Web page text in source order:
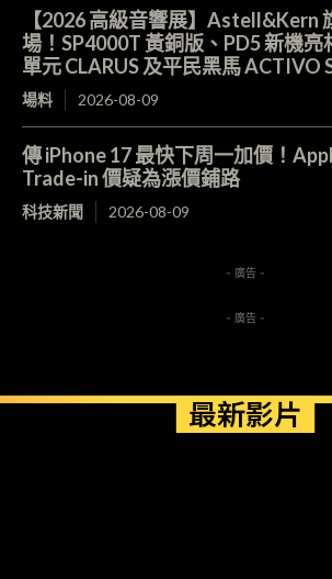
【2026 高級音響展】Astell&Kern
場！SP4000T 黃銅版、PD5 新機亮
單元 CLARUS 及平民黑馬 ACTIVO
場料 2026-08-09
傳 iPhone 17 最快下周一加價！
Trade-in 價疑為漲價鋪路
科技新聞 2026-08-09
- 廣告 -
- 廣告 -
最新影片